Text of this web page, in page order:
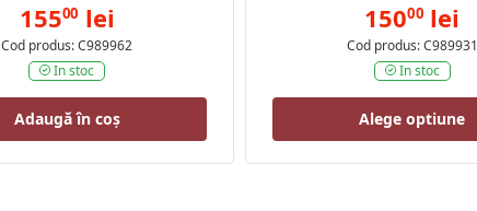
15500 lei
Cod produs: C989962
In stoc
Adaugă în coș
15000 lei
Cod produs: C989931
In stoc
Alege optiune